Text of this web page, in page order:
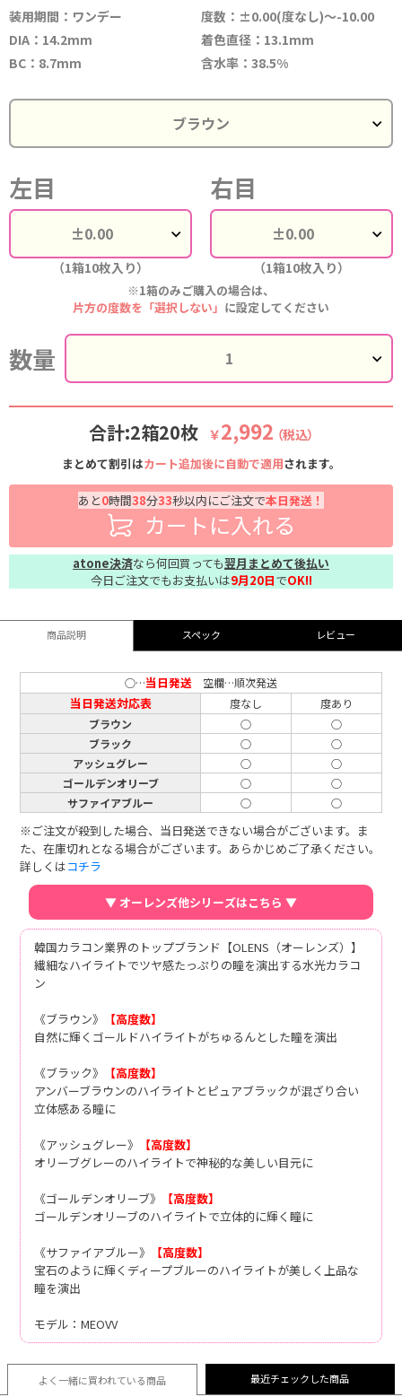
装用期間：ワンデー
度数：±0.00(度なし)～-10.00
DIA：14.2mm
着色直径：13.1mm
BC：8.7mm
含水率：38.5%
左目
（1箱10枚入り）
右目
（1箱10枚入り）
※1箱のみご購入の場合は、
片方の度数を「選択しない」 に設定してください
数量
合計:2箱20枚 ￥2,992 （税込）
まとめて割引はカート追加後に自動で適用されます。
あと0時間38分32秒以内にご注文で本日発送！
カートに入れる
atone決済なら何回買っても翌月まとめて後払い
今日ご注文でもお支払いは9月20日でOK!!
商品説明 スペック レビュー
○…当日発送 空欄…順次発送
当日発送対応表 度なし
度あり
ブラウン
○
○
ブラック
○
○
アッシュグレー
○
○
ゴールデンオリーブ
○
○
サファイアブルー
○ ○
※ご注文が殺到した場合、当日発送できない場合がございます。ま
た、在庫切れとなる場合がございます。あらかじめご了承ください。
詳しくはコチラ
▼ オーレンズ他シリーズはこちら ▼
韓国カラコン業界のトップブランド【OLENS（オーレンズ）】
繊細なハイライトでツヤ感たっぷりの瞳を演出する水光カラコ
ン
《ブラウン》
【高度数】
自然に輝くゴールドハイライトがちゅるんとした瞳を演出
《ブラック》
【高度数】
アンバーブラウンのハイライトとピュアブラックが混ざり合い
立体感ある瞳に
《アッシュグレー》
【高度数】
オリーブグレーのハイライトで神秘的な美しい目元に
《ゴールデンオリーブ》
【高度数】
ゴールデンオリーブのハイライトで立体的に輝く瞳に
《サファイアブルー》
【高度数】
宝石のように輝くディープブルーのハイライトが美しく上品な
瞳を演出
モデル：MEOVV
よく一緒に買われている商品 最近チェックした商品